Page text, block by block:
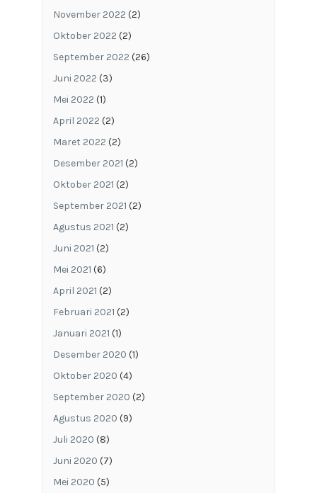
November 2022 (2)
Oktober 2022 (2)
September 2022 (26)
Juni 2022 (3)
Mei 2022 (1)
April 2022 (2)
Maret 2022 (2)
Desember 2021 (2)
Oktober 2021 (2)
September 2021 (2)
Agustus 2021 (2)
Juni 2021 (2)
Mei 2021 (6)
April 2021 (2)
Februari 2021 (2)
Januari 2021 (1)
Desember 2020 (1)
Oktober 2020 (4)
September 2020 (2)
Agustus 2020 (9)
Juli 2020 (8)
Juni 2020 (7)
Mei 2020 (5)